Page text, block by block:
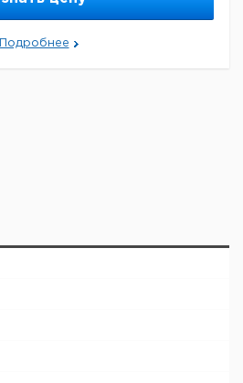
Подробнее